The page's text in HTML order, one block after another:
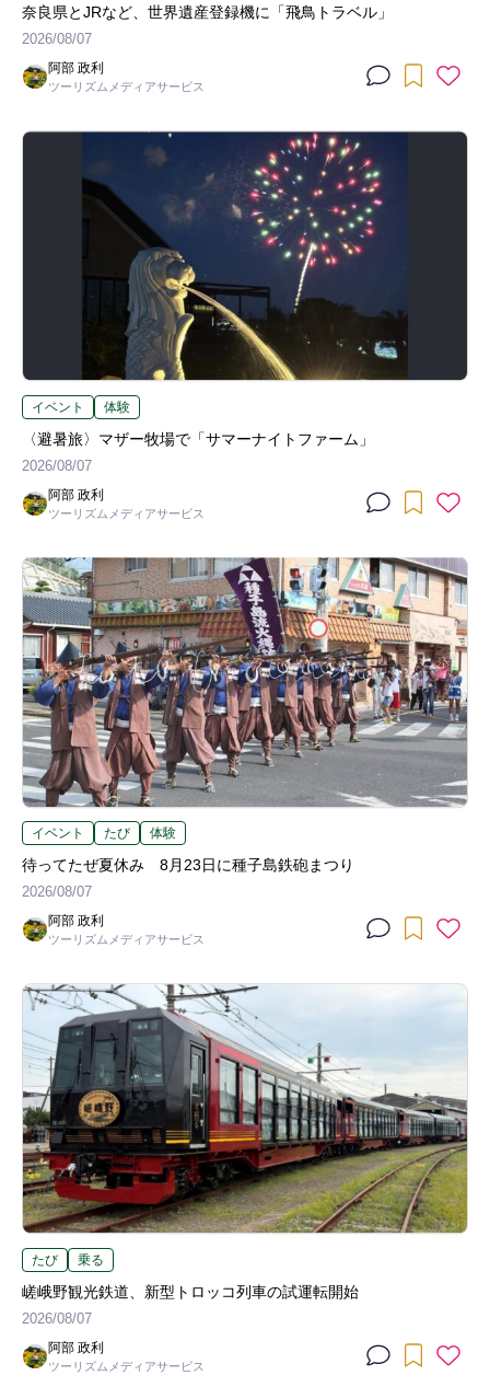
奈良県とJRなど、世界遺産登録機に「飛鳥トラベル」
2026/08/07
阿部 政利
ツーリズムメディアサービス
イベント 体験
〈避暑旅〉マザー牧場で「サマーナイトファーム」
2026/08/07
阿部 政利
ツーリズムメディアサービス
イベント たび 体験
待ってたぜ夏休み 8月23日に種子島鉄砲まつり
2026/08/07
阿部 政利
ツーリズムメディアサービス
たび 乗る
嵯峨野観光鉄道、新型トロッコ列車の試運転開始
2026/08/07
阿部 政利
ツーリズムメディアサービス